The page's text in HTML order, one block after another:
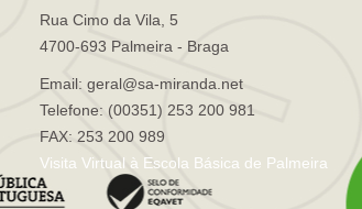
Rua Cimo da Vila, 5
4700-693 Palmeira - Braga
Email: geral@sa-miranda.net
Telefone: (00351) 253 200 981
FAX: 253 200 989
Visita Virtual à Escola Básica de Palmeira